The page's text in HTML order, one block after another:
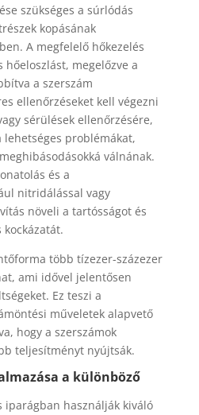
szükséges a súrlódás
kopásának
A megfelelő hőkezelés
megelőzve a
a szerszám
ellenőrzéseket kell végezni
sérülések ellenőrzésére,
problémákat,
válnának.
és a
nitridálással vagy
növeli a tartósságot és
kockázatát.
több tízezer-százezer
ami idővel jelentősen
Ez teszi a
műveletek alapvető
hogy a szerszámok
teljesítményt nyújtsák.
a különböző
iparágban használják kiváló